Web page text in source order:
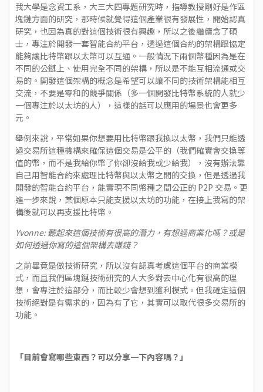
我大學是念資工系，大三大四專題研究時，指導教授剛好是作區
塊鏈方面的研究，那時候就覺得這個產業很有發展性，開始認真
研究，也因為真的對這個技術很有興趣，所以之後繼續念了碩
士，專注於開發一套智能合約平台，透過這個合約的架構跟協定
能夠讓比特幣跟以太幣可以互通。一般情況下兩個幣種因為是在
不同的公鏈上、使用完全不同的架構，所以是不能互相流通或交
易的。開發這個架構的概念是希望可以讓不同的技術架構能相互
交流，不要是零和的競爭關係（多一個開發比特幣系統的人就少
一個專注於以太坊的人），這樣的話可以應用的場景也會更多
元。
舉例來說，平常如果你想要用比特幣跟我換以太幣，我們只能透
過交易所這種機構來確保這個交易是公平的（我們確實會交換等
值的幣，而不是我給你幣了你卻沒給我或少給我），沒有辦法靠
自己用智能合約來處理比特幣與以太幣之間的交換，但是透過我
開發的智能合約平台，能實現不同幣種之間公正的 P2P 交易。更
進一步來說，某個原本只能支援以太坊的功能，在接上我寫的架
構後就可以再支援比特幣。
Yvonne: 聽起來這個技術有很高的潛力，有想過商業化嗎？或是
如何透過你寫的這個架構去賺錢？
之前畢竟是做技術研究，所以沒有認真考慮這個平台的商業模
式，而且我們區塊鏈技術研究的人大多對去中心化有很高的理
想，會專注於這部分，而比較少會想到獲利模式。但我確定這個
技術絕對是有需求的，因為有了它，其實可以取代很多交易所的
功能。
「目前會寫哪些東西？可以分享一下內容嗎？」